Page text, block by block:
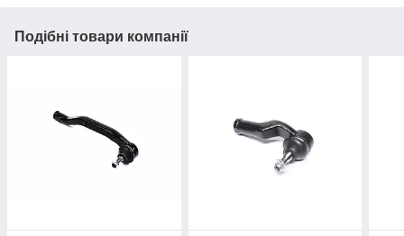
Подібні товари компанії